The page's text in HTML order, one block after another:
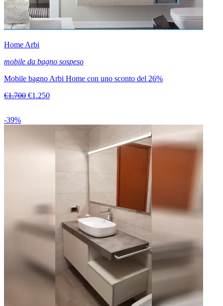
Home Arbi
mobile da bagno sospeso
Mobile bagno Arbi Home con uno sconto del 26%
€1.700 €1.250
-39%